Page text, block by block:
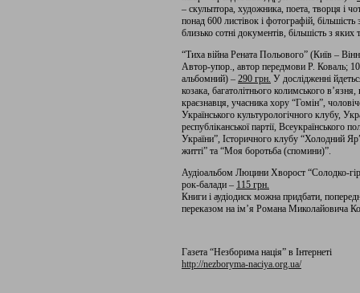
– скульптора, художника, поета, творця і
понад 600 листівок і фотографій,
близько сотні документів, більшість з
“Тиха війна Рената Польового” (Київ –
Автор-упор., автор передмови Р. Коваль;
альбомний) – 290 грн. У дослідженні
козака, багатолітнього колимського
краєзнавця, учасника хору “Гомін”,
Українського культурологічного клубу,
республіканської партії, Всеукраїнського
України”, Історичного клубу “Холодний
житті” та “Моя боротьба (спомини)”.
Аудіоальбом Люцини Хворост “Солодко-
рок-балади – 115 грн.
Книги і аудіодиск можна придбати,
переказом на ім’я Романа Миколайовича
Газета “Незборима нація” в Інтернеті
http://nezboryma-naciya.org.ua/